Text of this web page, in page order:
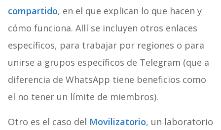
compartido, en el que explican lo que hacen y
cómo funciona. Allí se incluyen otros enlaces
específicos, para trabajar por regiones o para
unirse a grupos específicos de Telegram (que a
diferencia de WhatsApp tiene beneficios como
el no tener un límite de miembros).
Otro es el caso del Movilizatorio, un laboratorio